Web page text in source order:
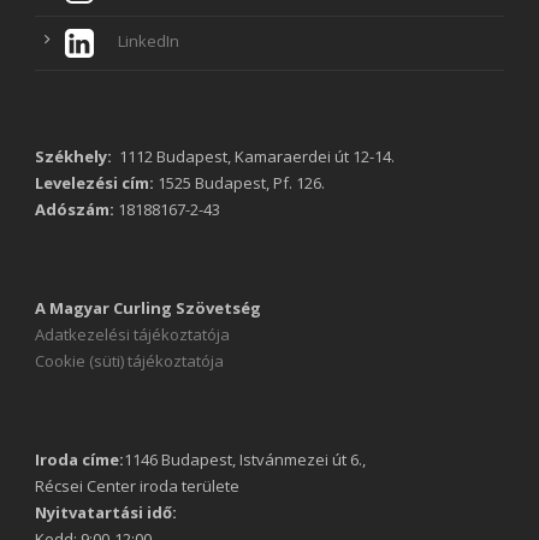
LinkedIn
Székhely: 1112 Budapest, Kamaraerdei út 12-14.
Levelezési cím: 1525 Budapest, Pf. 126.
Adószám: 18188167-2-43
A Magyar Curling Szövetség
Adatkezelési tájékoztatója
Cookie (süti) tájékoztatója
Iroda címe:1146 Budapest, Istvánmezei út 6.,
Récsei Center iroda területe
Nyitvatartási idő: